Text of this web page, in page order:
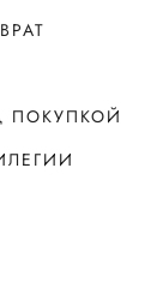
ПОКУПКОЙ